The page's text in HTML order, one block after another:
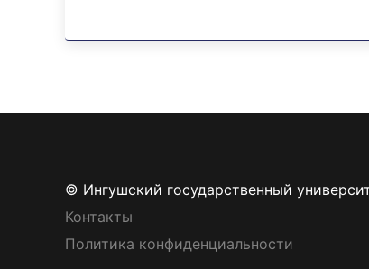
© Ингушский государственный
Контакты
Политика конфиденциальности